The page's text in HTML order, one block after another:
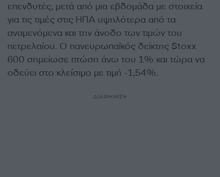
επενδυτές, μετά από μια εβδομάδα με στοιχεία
για τις τιμές στις ΗΠΑ υψηλότερα από τα
αναμενόμενα και την άνοδο των τιμών του
πετρελαίου. Ο πανευρωπαϊκός δείκτης Stoxx
600 σημείωσε πτώση άνω του 1% και τώρα να
οδεύει στο κλείσιμο με τιμή -1,54%.
ΔΙΑΦΗΜΙΣΗ